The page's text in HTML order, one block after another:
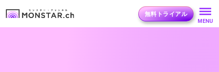
無料トライアル
MENU